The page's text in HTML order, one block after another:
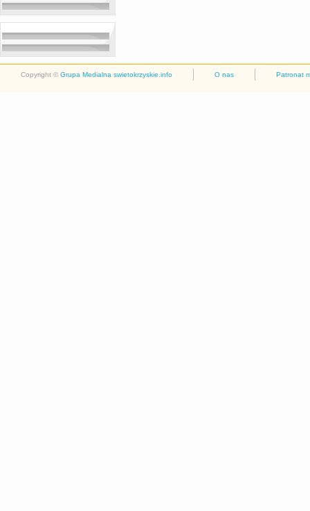
Copyright © Grupa Medialna swietokrzyskie.info O nas Patronat